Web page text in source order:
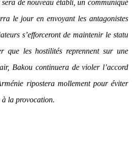
sera de nouveau établi, un communiqué
le jour en envoyant les antagonistes
s’efforceront de maintenir le statu
que les hostilités reprennent sur une
Bakou continuera de violer l’accord
ripostera mollement pour éviter
à la provocation.